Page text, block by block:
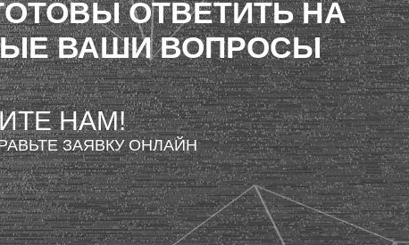
ОТВЕТИТЬ НА
ВАШИ ВОПРОСЫ
НАМ!
ЗАЯВКУ ОНЛАЙН